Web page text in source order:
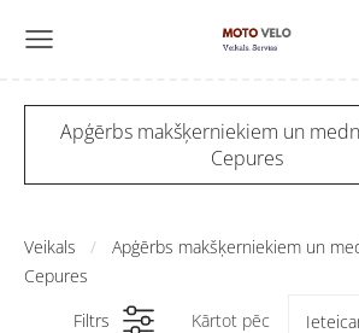
Apģērbs makšķerniekiem un
Cepures
Veikals
Apģērbs makšķerniekiem un
Cepures
Filtrs
Kārtot pēc